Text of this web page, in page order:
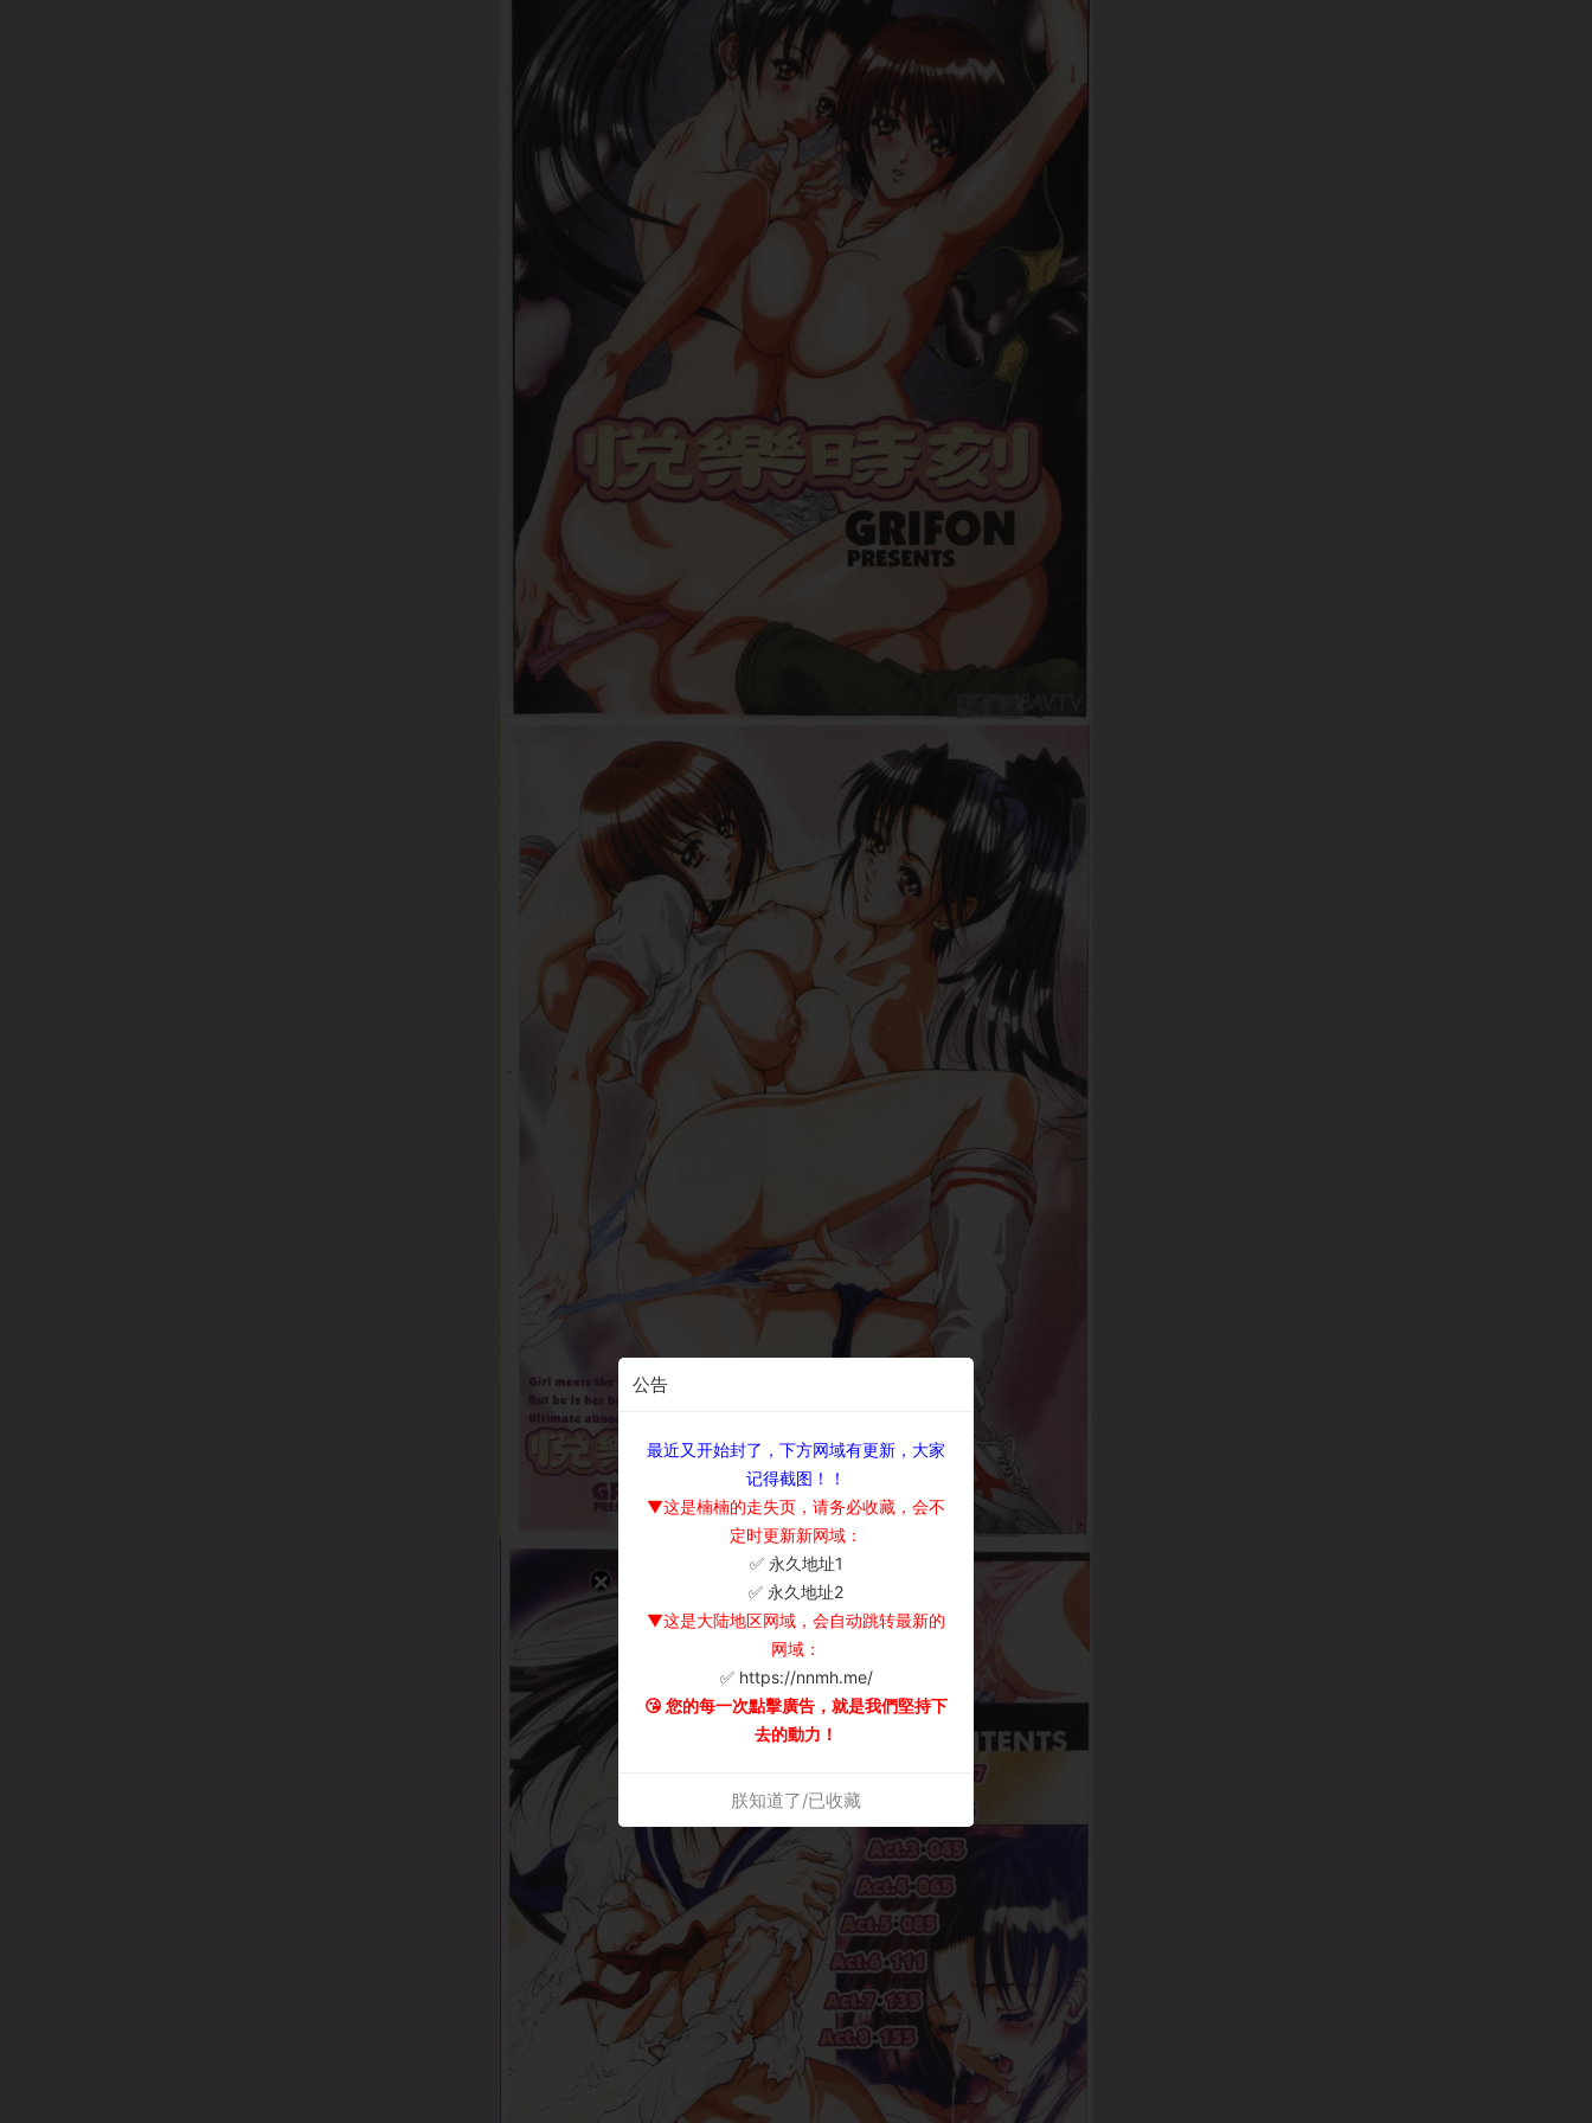
公告
最近又开始封了，下方网域有更新，大家
记得截图！！
▼这是楠楠的走失页，请务必收藏，会不
定时更新新网域：
✅ 永久地址1
✅ 永久地址2
▼这是大陆地区网域，会自动跳转最新的
网域：
✅ https://nnmh.me/
😘 您的每一次點擊廣告，就是我們堅持下
去的動力！
朕知道了/已收藏
×